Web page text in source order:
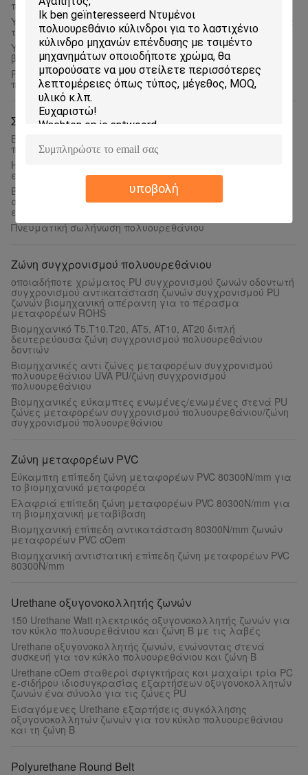
υποβολή
πολυουρεθάνιο για το βιομηχανικό μεταφορέα
Υψηλός εκτατός ζωνών πολυουρεθάνιου παράλληλος για
τη βιομηχανική μετάδοση
Υψηλό εκτατό παράλληλο πολυουρεθάνιο ζωνών για τη
βιομηχανική μετάδοση
PU μετάδοσης cOem βιομηχανική παράλληλη ζώνη
πολυουρεθάνιου
Σωλήνωση πολυουρεθάνιου
Βιομηχανικός Urethane μανικών πολυουρεθάνιου αέρα
πνευματικός σωλήνας για το αγωγό υγραερίου
Ηλεκτρική σωλήνωση πολυουρεθάνιου αντίστασης για τα
εργαλεία αέρα, χαμηλή επιφάνεια τριβής
Βιομηχανική σωλήνωση πολυουρεθάνιου, μαύρος
σωλήνας τριγώνων πολυουρεθάνιου σχηματοποίησης
εγχύσεων PU
Πνευματική σωλήνωση πολυουρεθάνιου
Ζώνη συγχρονισμού πολυουρεθάνιου
οποιαδήποτε χρώματος PU συγχρονισμού ζωνών οδοντωτή
συγχρονισμού αντικατάσταση ζωνών συγχρονισμού PU
ζωνών βιομηχανική απέραντη για το πέρασμα
μεταφορέων ROHS
Βιομηχανικό T5.T10.T20, AT5, AT10, AT20 διπλή
δευτερεύουσα ζώνη συγχρονισμού πολυουρεθάνιου
δοντιών
Βιομηχανικές αντι ζώνες μεταφορέων συγχρονισμού
πολυουρεθάνιου UVA PU/ζώνη συγχρονισμού
πολυουρεθάνιου
Βιομηχανικές εύκαμπτες ενωμένες/ενωμένες στενά PU
ζώνες μεταφορέων συγχρονισμού πολυουρεθάνιου/ζώνη
συγχρονισμού πολυουρεθάνιου
Ζώνη μεταφορέων PVC
Εύκαμπτη επίπεδη ζώνη μεταφορέων PVC 80300N/mm για
το βιομηχανικό μεταφορέα
Ελαφριά επίπεδη ζώνη μεταφορέων PVC 80300N/mm για
τη βιομηχανική μεταβίβαση
Βιομηχανική επίπεδη αντικατάσταση 80300N/mm ζωνών
μεταφορέων PVC cOem
Βιομηχανική αντιστατική επίπεδη ζώνη μεταφορέων PVC
80300N/mm
Urethane οξυγονοκολλητής ζωνών
150 Urethane Watt ηλεκτρικός οξυγονοκολλητής ζωνών για
τον κύκλο πολυουρεθάνιου και ζώνη Β με τις λαβές
Urethane οξυγονοκολλητής ζωνών, ενώνοντας στενά
συσκευή για τον κύκλο πολυουρεθάνιου και ζώνη Β
Urethane cOem σταθεροί σφιγκτήρας και μαχαίρι τρία PC
ε-σιδήρου ιδιοσυγκρασίας εξαρτήσεων οξυγονοκολλητών
ζωνών ένα σύνολο για τις ζώνες PU
Εισαγόμενες Urethane εξαρτήσεις συγκόλλησης
οξυγονοκολλητών ζωνών για τον κύκλο πολυουρεθάνιου
και τη ζώνη Β
Polyurethane Round Belt